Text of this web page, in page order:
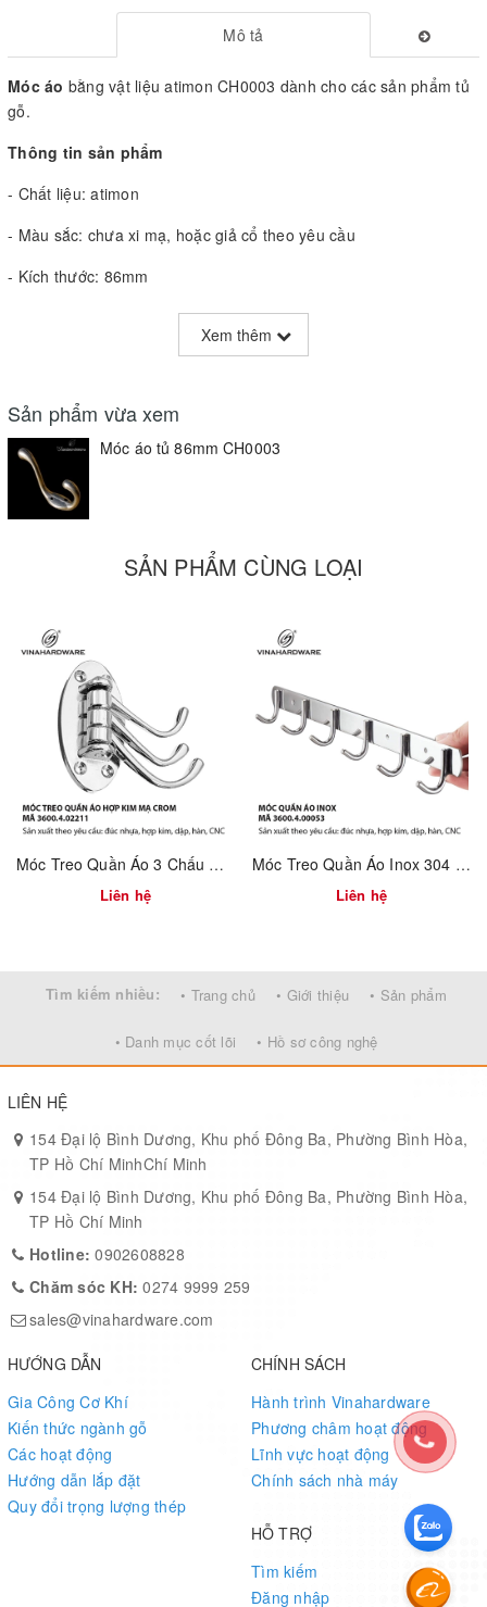
Mô tả
Móc áo bằng vật liệu atimon CH0003 dành cho các sản phẩm tủ
gỗ.
Thông tin sản phẩm
- Chất liệu: atimon
- Màu sắc: chưa xi mạ, hoặc giả cổ theo yêu cầu
- Kích thước: 86mm
- Sản phẩm tinh tế, đẹp và sáng
Decorative Metal Wood Wall Hook Mounting Hooks for Coat
- Material: zinc alloy
- We can do the products as your request (drawing and sample)
- Size: 86mm
Tên sản phẩm/Items Kích thước/Sizes (mm)
Móc áo giả cổ 86mm CH0003 86mm
Xem thêm
Sản phẩm vừa xem
Móc áo tủ 86mm CH0003
SẢN PHẨM CÙNG LOẠI
Móc Treo Quần Áo 3 Chấu Gấp Xếp Mạ Crom – Gắn Tường | Mã 3600.4.02211
Liên hệ
Móc Treo Quần Áo Inox 304 Gắn Tường – Dùng Cho Nhà Tắm & Nhà Bếp | Mã 3600.4.00053
Liên hệ
Tìm kiếm nhiều: • Trang chủ • Giới thiệu • Sản phẩm
• Danh mục cốt lõi • Hồ sơ công nghệ
LIÊN HỆ
154 Đại lộ Bình Dương, Khu phố Đông Ba, Phường Bình Hòa,
TP Hồ Chí MinhChí Minh
154 Đại lộ Bình Dương, Khu phố Đông Ba, Phường Bình Hòa,
TP Hồ Chí Minh
Hotline:0902608828
Chăm sóc KH:0274 9999 259
sales@vinahardware.com
HƯỚNG DẪN
Gia Công Cơ Khí
Kiến thức ngành gỗ
Các hoạt động
Hướng dẫn lắp đặt
Quy đổi trọng lượng thép
CHÍNH SÁCH
Hành trình Vinahardware
Phương châm hoạt động
Lĩnh vực hoạt động
Chính sách nhà máy
HỖ TRỢ
Tìm kiếm
Đăng nhập